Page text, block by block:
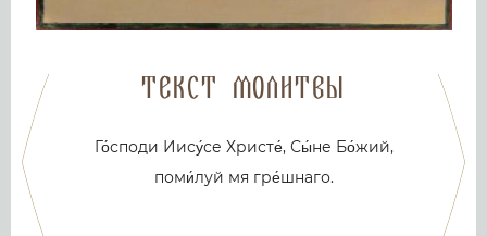
Текст молитвы
Го́споди Иису́се Христе́, Сы́не Бо́жий,
поми́луй мя гре́шнаго.